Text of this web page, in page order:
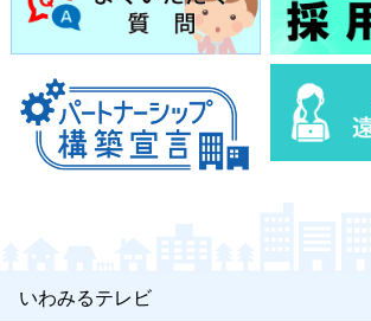
いわみるテレビ